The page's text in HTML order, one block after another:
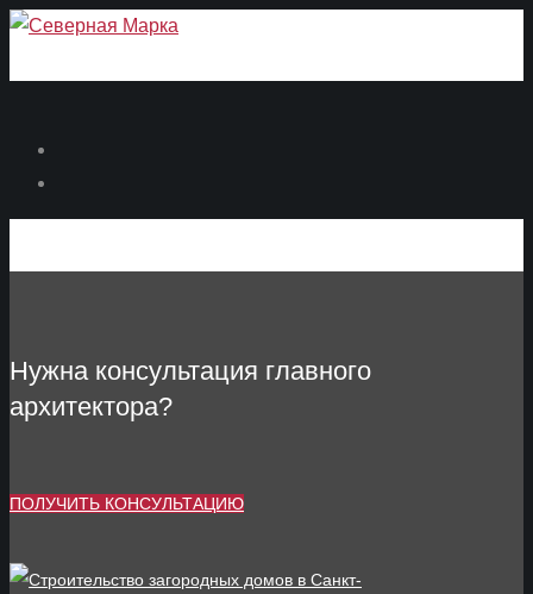
Нужна консультация главного
архитектора?
ПОЛУЧИТЬ КОНСУЛЬТАЦИЮ